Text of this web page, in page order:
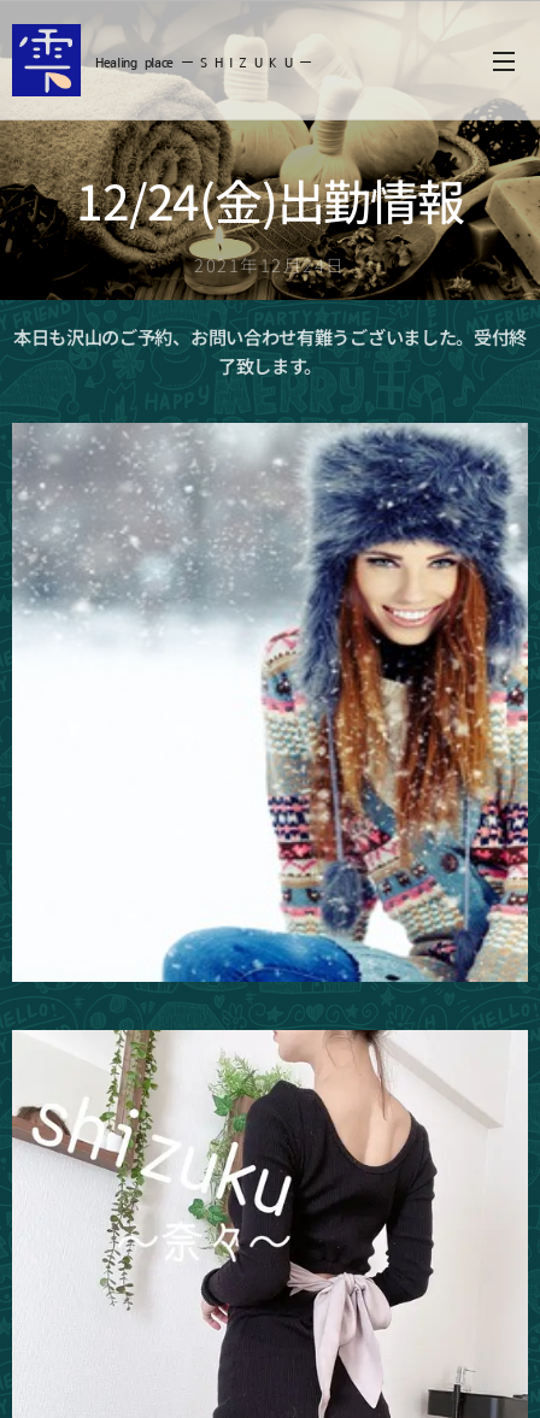
Healing place ー S H I Z U K U ー
12/24(金)出勤情報
2021年12月24日
本日も沢山のご予約、お問い合わせ有難うございました。受付終
了致します。